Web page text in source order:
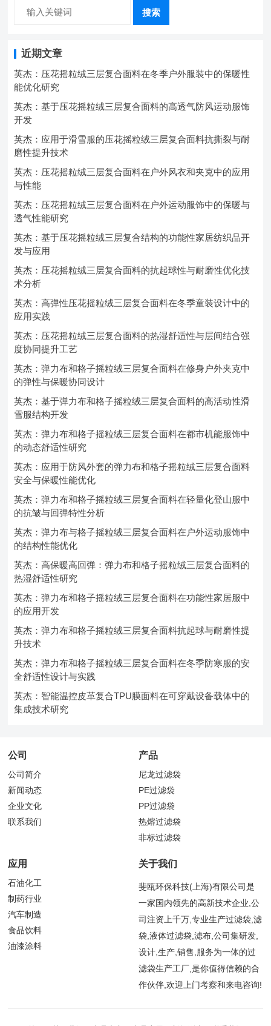
搜索
近期文章
英杰：压花摇粒绒三层复合面料在冬季户外服装中的保暖性
能优化研究
英杰：基于压花摇粒绒三层复合面料的高透气防风运动服饰
开发
英杰：应用于滑雪服的压花摇粒绒三层复合面料抗撕裂与耐
磨性提升技术
英杰：压花摇粒绒三层复合面料在户外风衣和夹克中的应用
与性能
英杰：压花摇粒绒三层复合面料在户外运动服饰中的保暖与
透气性能研究
英杰：基于压花摇粒绒三层复合结构的功能性家居纺织品开
发与应用
英杰：压花摇粒绒三层复合面料的抗起球性与耐磨性优化技
术分析
英杰：高弹性压花摇粒绒三层复合面料在冬季童装设计中的
应用实践
英杰：压花摇粒绒三层复合面料的热湿舒适性与层间结合强
度协同提升工艺
英杰：弹力布和格子摇粒绒三层复合面料在修身户外夹克中
的弹性与保暖协同设计
英杰：基于弹力布和格子摇粒绒三层复合面料的高活动性滑
雪服结构开发
英杰：弹力布和格子摇粒绒三层复合面料在都市机能服饰中
的动态舒适性研究
英杰：应用于防风外套的弹力布和格子摇粒绒三层复合面料
安全与保暖性能优化
英杰：弹力布和格子摇粒绒三层复合面料在轻量化登山服中
的抗皱与回弹特性分析
英杰：弹力布与格子摇粒绒三层复合面料在户外运动服饰中
的结构性能优化
英杰：高保暖高回弹：弹力布和格子摇粒绒三层复合面料的
热湿舒适性研究
英杰：弹力布和格子摇粒绒三层复合面料在功能性家居服中
的应用开发
英杰：弹力布和格子摇粒绒三层复合面料抗起球与耐磨性提
升技术
英杰：弹力布和格子摇粒绒三层复合面料在冬季防寒服的安
全舒适性设计与实践
英杰：智能温控皮革复合TPU膜面料在可穿戴设备载体中的
集成技术研究
公司
公司简介
新闻动态
企业文化
联系我们
产品
尼龙过滤袋
PE过滤袋
PP过滤袋
热熔过滤袋
非标过滤袋
应用
石油化工
制药行业
汽车制造
食品饮料
油漆涂料
关于我们
斐瓯环保科技(上海)有限公司是
一家国内领先的高新技术企业,公
司注资上千万,专业生产过滤袋,滤
袋,液体过滤袋,滤布,公司集研发,
设计,生产,销售,服务为一体的过
滤袋生产工厂,是你值得信赖的合
作伙伴,欢迎上门考察和来电咨询!